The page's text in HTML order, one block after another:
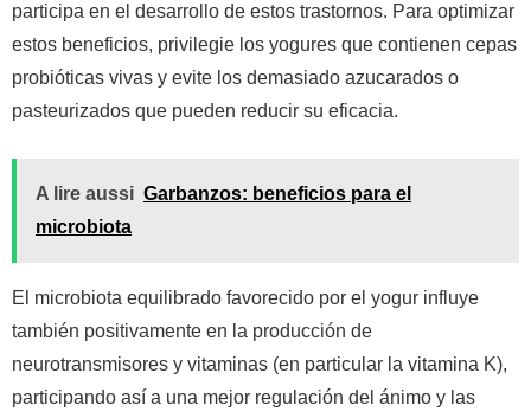
participa en el desarrollo de estos trastornos. Para optimizar
estos beneficios, privilegie los yogures que contienen cepas
probióticas vivas y evite los demasiado azucarados o
pasteurizados que pueden reducir su eficacia.
A lire aussi Garbanzos: beneficios para el
microbiota
El microbiota equilibrado favorecido por el yogur influye
también positivamente en la producción de
neurotransmisores y vitaminas (en particular la vitamina K),
participando así a una mejor regulación del ánimo y las